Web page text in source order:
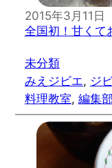
2015年3月11日
全国初！甘くて
未分類
みえジビエ, ジ
料理教室, 編集